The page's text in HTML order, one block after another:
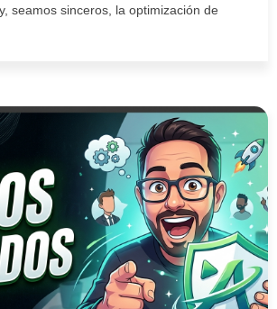
seamos sinceros, la optimización de